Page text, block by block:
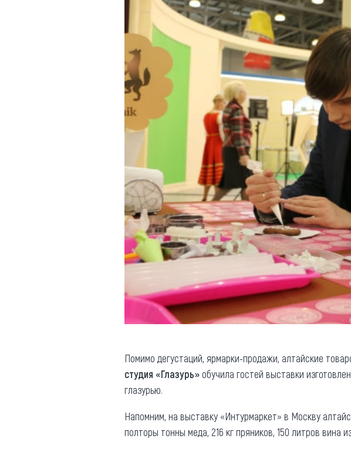
Помимо дегустаций, ярмарки-продажи, алтайские
студия «Глазурь»обучила гостей выставки
глазурью.
Напомним, на выставку «Интурмаркет» в Москву
полторы тонны меда, 216 кг пряников, 150 литров вина